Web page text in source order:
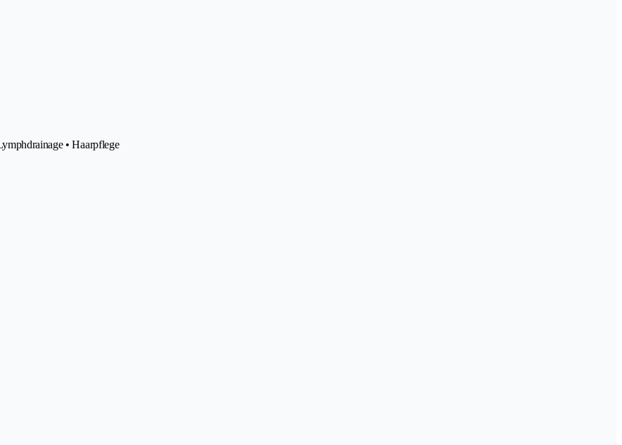
• Haarpflege